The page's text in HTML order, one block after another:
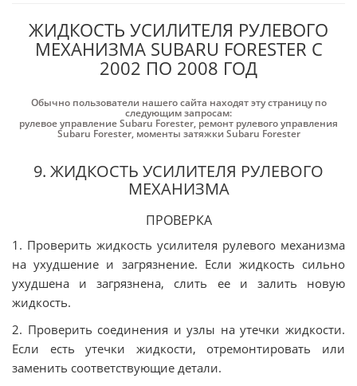
ЖИДКОСТЬ УСИЛИТЕЛЯ РУЛЕВОГО
МЕХАНИЗМА SUBARU FORESTER С
2002 ПО 2008 ГОД
Обычно пользователи нашего сайта находят эту страницу по
следующим запросам:
рулевое управление Subaru Forester, ремонт рулевого управления
Subaru Forester, моменты затяжки Subaru Forester
9. ЖИДКОСТЬ УСИЛИТЕЛЯ РУЛЕВОГО
МЕХАНИЗМА
ПРОВЕРКА
1. Проверить жидкость усилителя рулевого механизма
на ухудшение и загрязнение. Если жидкость сильно
ухудшена и загрязнена, слить ее и залить новую
жидкость.
2. Проверить соединения и узлы на утечки жидкости.
Если есть утечки жидкости, отремонтировать или
заменить соответствующие детали.